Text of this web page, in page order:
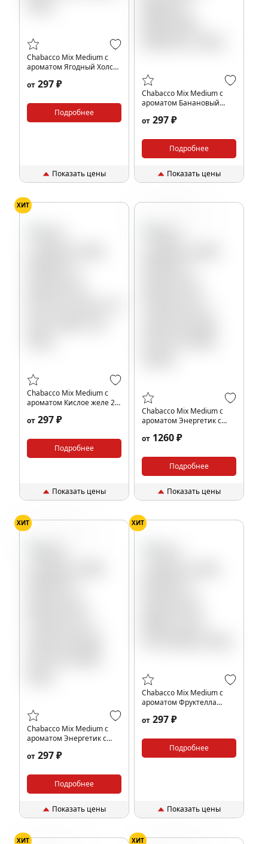
Chabacco Mix Medium с
ароматом Ягодный Холс
от 297 ₽
Подробнее
Показать цены
Chabacco Mix Medium с
ароматом Банановый
Milkshake Medium), 40гр.
от 297 ₽
Подробнее
Показать цены
ХИТ
Chabacco Mix Medium с
ароматом Кислое желе 2.0
от 297 ₽
Подробнее
Показать цены
Chabacco Mix Medium с
ароматом Энергетик с
200гр.
от 1260 ₽
Подробнее
Показать цены
ХИТ
Chabacco Mix Medium с
ароматом Энергетик с
40гр.
от 297 ₽
Подробнее
Показать цены
ХИТ
Chabacco Mix Medium с
ароматом Фруктелла
от 297 ₽
Подробнее
Показать цены
ХИТ
ХИТ